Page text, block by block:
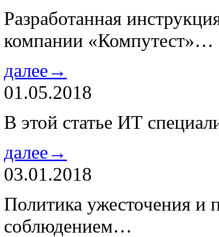
Разработанная
компании «Компутест»…
далее→
01.05.2018
В этой статье ИТ
далее→
03.01.2018
Политика ужесточения и
соблюдением…